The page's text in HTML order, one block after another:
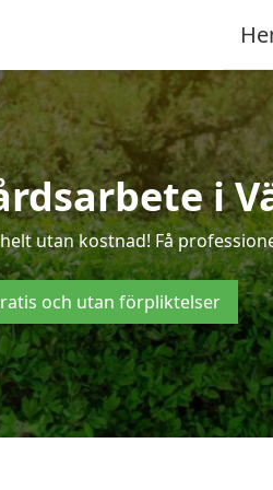
i
utan kostnad! Få
och utan förpliktelser